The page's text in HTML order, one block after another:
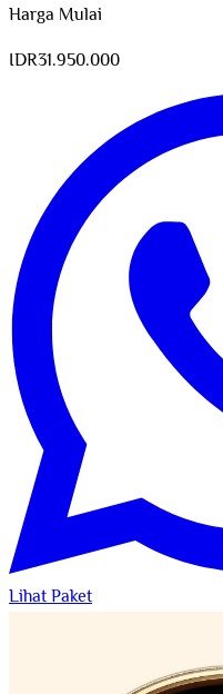
Harga Mulai
IDR31.950.000
Lihat Paket